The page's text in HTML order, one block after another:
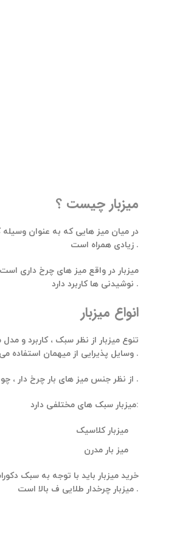
میزبار چیست ؟
در میان میز هایی که به عنوان وسیله
زیادی همراه است .
میزبار در واقع میز های چرخ داری
نوشیدنی ها کاربرد دارد .
انواع میزبار
تنوع میزبار از نظر سبک ، کاربرد و
وسایل پذیرایی از میهمان استفاده می شود .
از نظر جنس میز های بار چرخ دار ، چوبی و یا فلزی می باشد . و انتخاب آن بستگی به سلیقه و چیدمان منزل دارد .
میزبار سبک های مختلفی دارد:
میزبار کلاسیک
میز بار مدرن
خرید میزبار باید با توجه به سبک
میزبار چرخدار طلایی ف بالا است .